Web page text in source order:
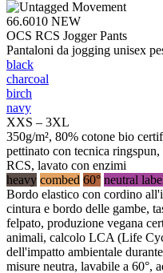
66.6010 NEW
OCS RCS Jogger Pants
Pantaloni da jogging unisex
black
charcoal
birch
navy
XXS – 3XL
350g/m², 80% cotone bio
pettinato con tecnica
RCS, lavato con enzimi
heavy combed 60° neutral
Bordo elastico con cordino
cintura e bordo delle gambe,
felpato, produzione vegana
animali, calcolo LCA (Life
dell'impatto ambientale
misure neutra, lavabile a 60°,